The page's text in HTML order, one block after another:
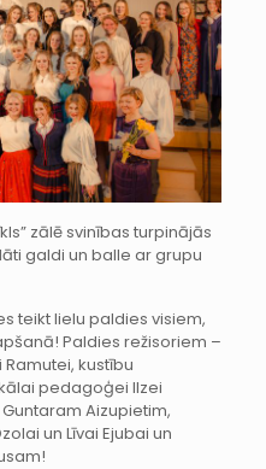
zālē svinības turpinājās
galdi un balle ar grupu
teikt lielu paldies visiem,
Paldies režisoriem –
kustību
pedagoģei Ilzei
Aizupietim,
un Līvai Ejubai un